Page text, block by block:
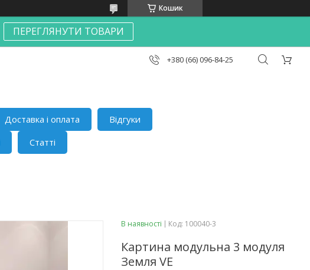
Кошик
ПЕРЕГЛЯНУТИ ТОВАРИ
+380 (66) 096-84-25
Доставка і оплата
Відгуки
Статті
В наявності Код: 100040-3
Картина модульна 3 модуля
Земля VE